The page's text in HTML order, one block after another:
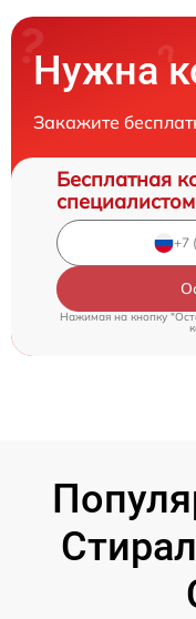
Нужна
Закажите
Бесплатная
специалистом
Нажимая на кнопку